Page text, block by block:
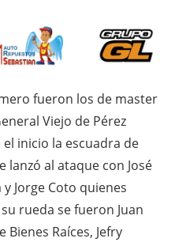
fueron los de master
Viejo de Pérez
inicio la escuadra de
lanzó al ataque con José
Jorge Coto quienes
rueda se fueron Juan
Bienes Raíces, Jefry